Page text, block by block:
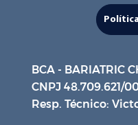
BCA - BARIATRIC
CNPJ 48.709.621/
Resp. Técnico: